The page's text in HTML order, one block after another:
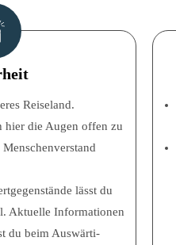
Reiseland.
hier die Augen offen zu
lässt du
Aktu­el­le Infor­ma­tio­nen
du beim Aus­wär­ti­